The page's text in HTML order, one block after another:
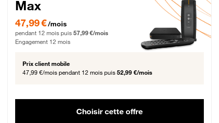
Max
47,99 € par mois pendant 12 mois puis 57,99 € par mois, Engagement 12 mois
47,99 €/mois
pendant 12 mois puis 57,99 €/mois
Engagement 12 mois
Prix client mobile
47,99 €/mois pendant 12 mois puis 52,99 €/mois
Choisir cette offre